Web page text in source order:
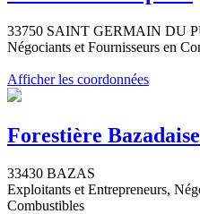
33750 SAINT GERMAIN DU
Négociants et Fournisseurs en
Afficher les coordonnées
Forestière Bazadaise
33430 BAZAS
Exploitants et Entrepreneurs,
Combustibles